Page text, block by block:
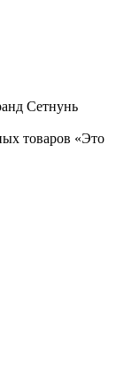
Сетнунь
товаров «Это